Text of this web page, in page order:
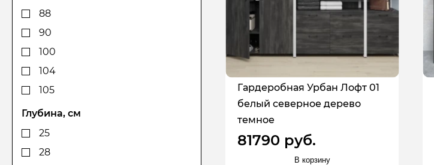
181
181,6
182
183
184
88
90
100
104
105
110
120
120
Глубина, см
25
28
Гардеробная Урбан Лофт 01
белый северное дерево
темное
81790 руб.
В корзину